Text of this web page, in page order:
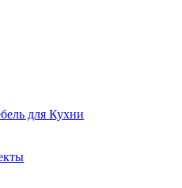
для Кухни